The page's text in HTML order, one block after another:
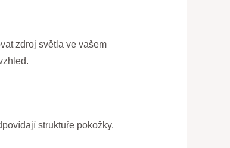
zdroj světla ve vašem
struktuře pokožky.